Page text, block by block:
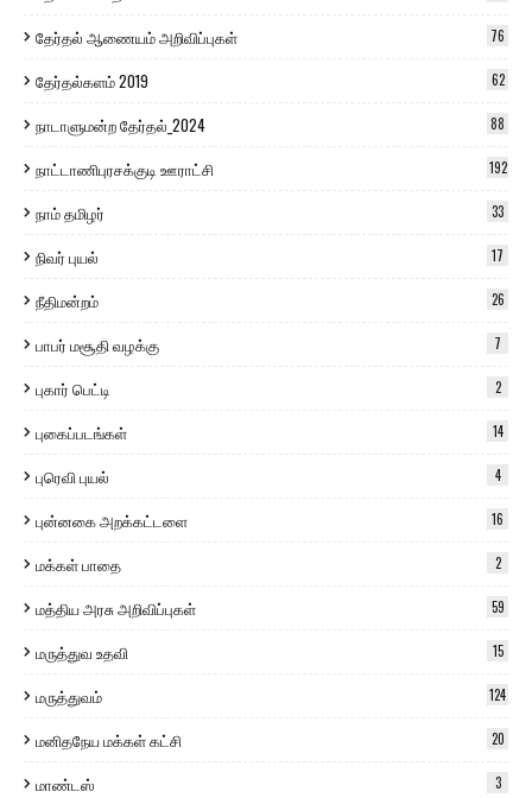
தேர்தல் ஆணையம் அறிவிப்புகள் 76
தேர்தல்களம் 2019 62
நாடாளுமன்ற தேர்தல்_2024 88
நாட்டாணிபுரசக்குடி ஊராட்சி 192
நாம் தமிழர் 33
நிவர் புயல் 17
நீதிமன்றம் 26
பாபர் மசூதி வழக்கு 7
புகார் பெட்டி 2
புகைப்படங்கள் 14
புரெவி புயல் 4
புன்னகை அறக்கட்டளை 16
மக்கள் பாதை 2
மத்திய அரசு அறிவிப்புகள் 59
மருத்துவ உதவி 15
மருத்துவம் 124
மனிதநேய மக்கள் கட்சி 20
மாண்டஸ் 3